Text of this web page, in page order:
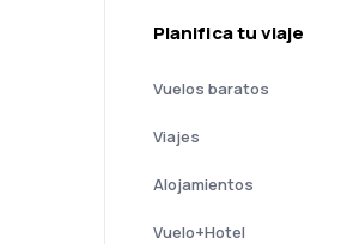
Planifica tu viaje
Vuelos baratos
Viajes
Alojamientos
Vuelo+Hotel